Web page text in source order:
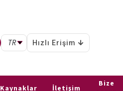
TR Hızlı Erişim
Kaynaklar İletişim
Bize